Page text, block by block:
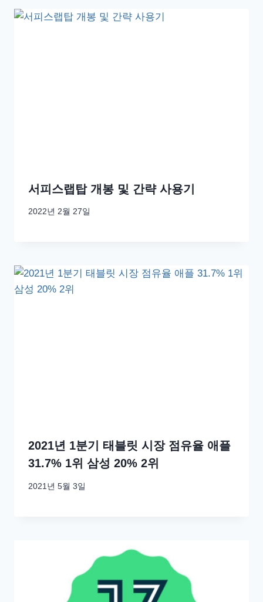
서피스랩탑 개봉 및 간략 사용기
2022년 2월 27일
2021년 1분기 태블릿 시장 점유율 애플
31.7% 1위 삼성 20% 2위
2021년 5월 3일